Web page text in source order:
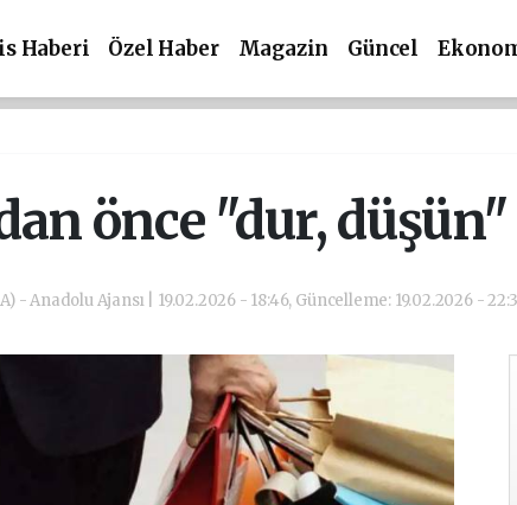
Haberi Özel Haber Magazin Güncel
önce "dur, düşün"
- Anadolu Ajansı | 19.02.2026 - 18:46, Güncelleme: 19.02.2026 -